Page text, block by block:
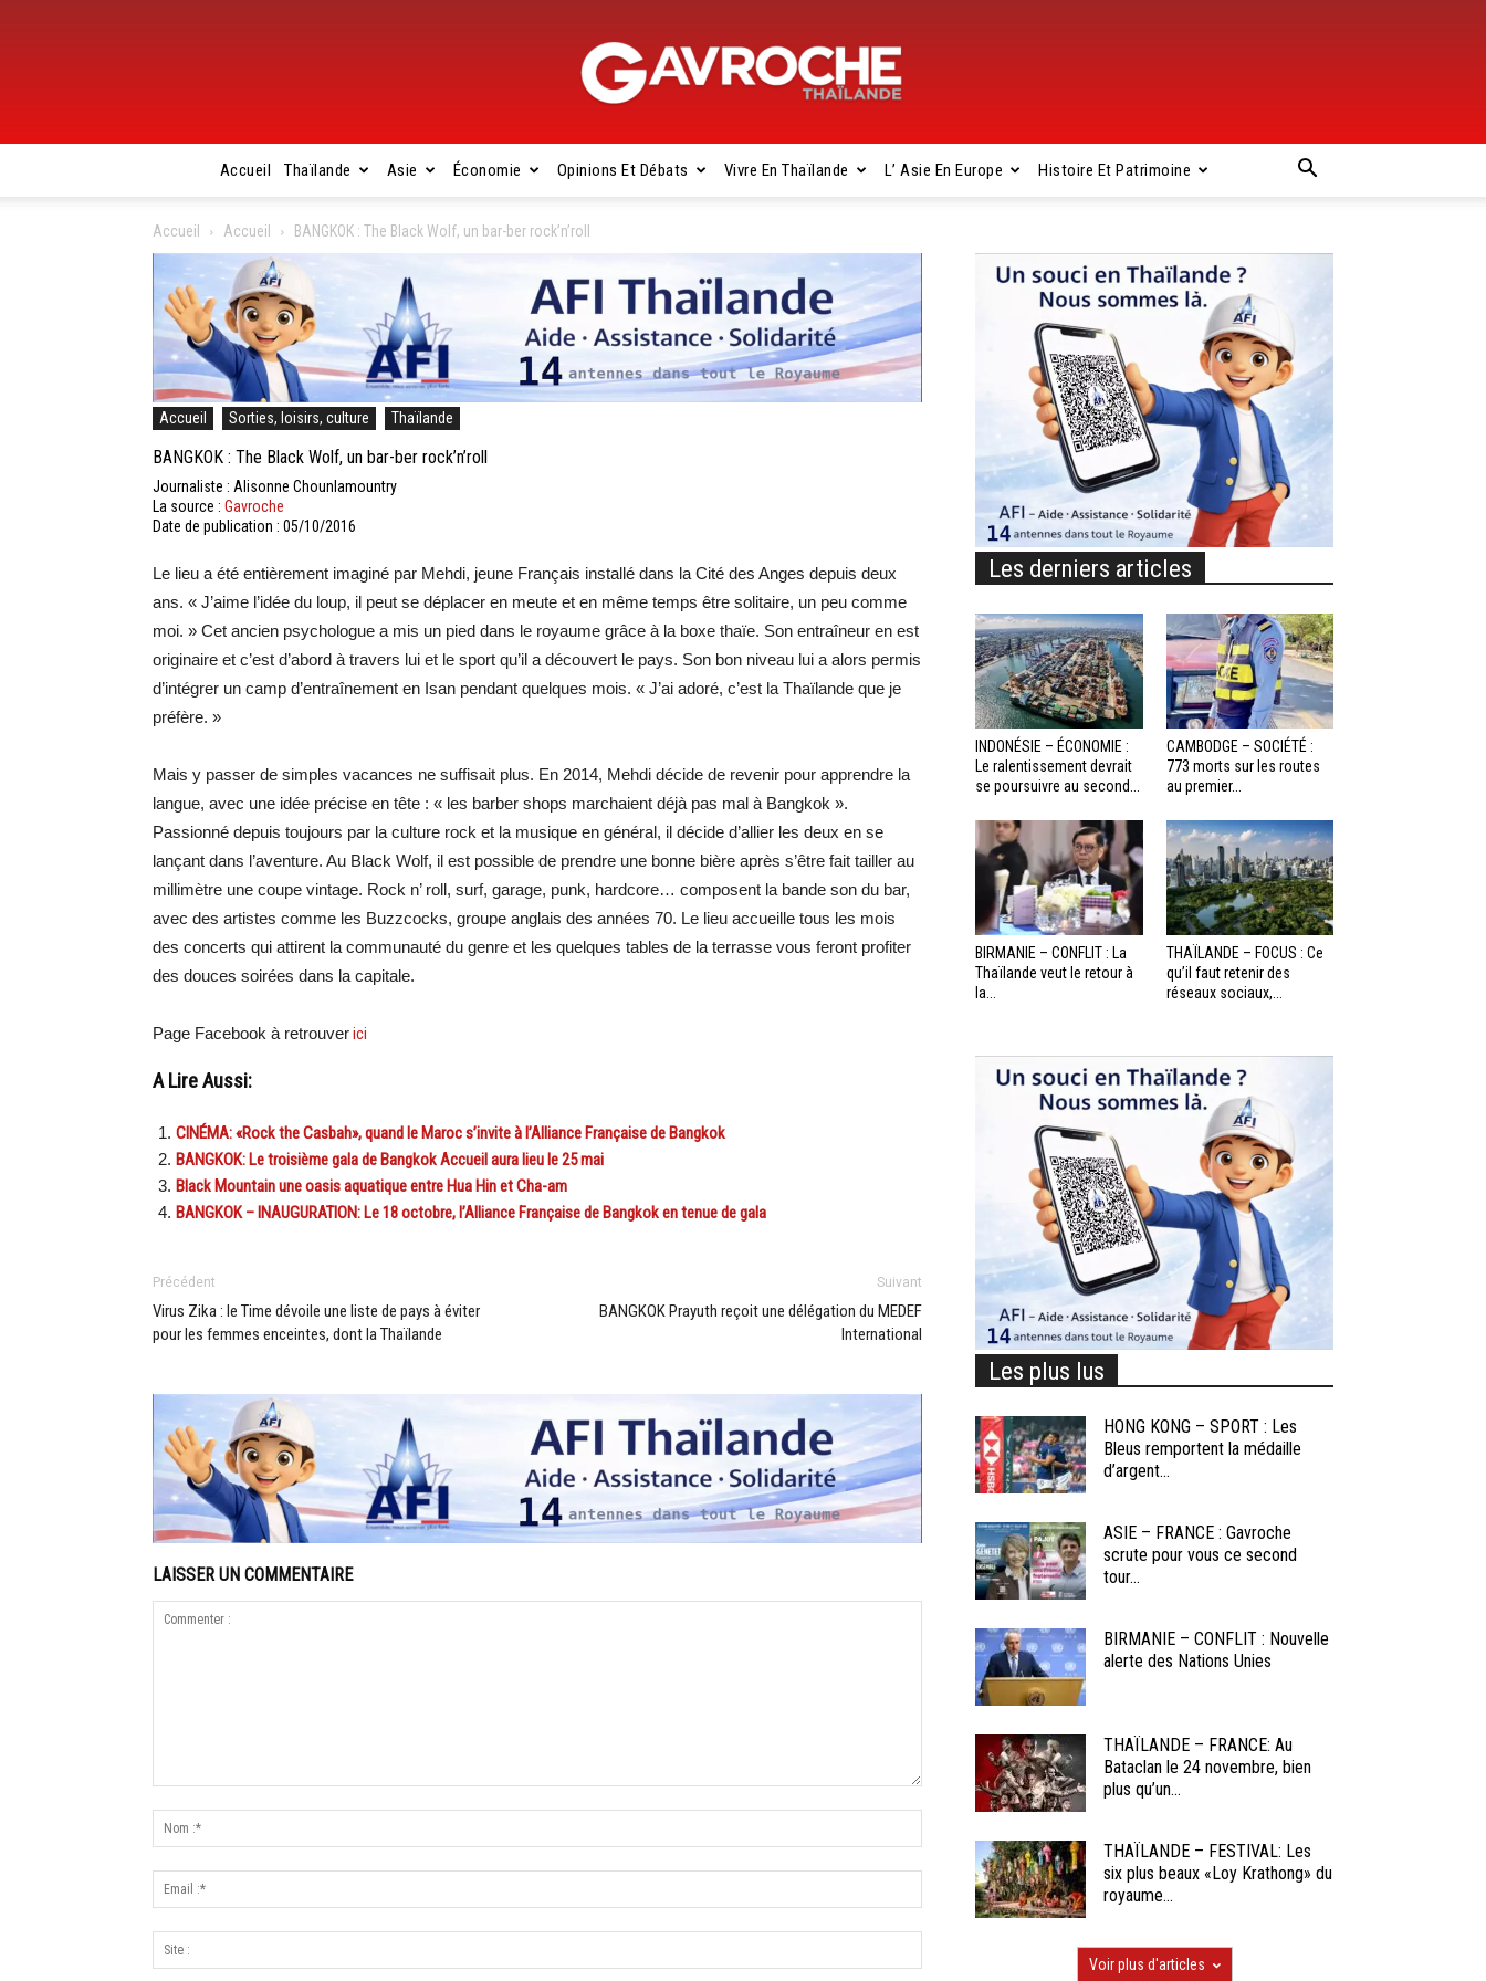
Gavroche
Thaïlande
Accueil Thaïlande Asie Économie Opinions Et Débats Vivre En Thaïlande L’ Asie En Europe Histoire Et Patrimoine
Accueil Accueil BANGKOK : The Black Wolf, un bar-ber rock’n’roll
Accueil Sorties, loisirs, culture Thaïlande
BANGKOK : The Black Wolf, un bar-ber rock’n’roll
Journaliste : Alisonne Chounlamountry
La source : Gavroche
Date de publication : 05/10/2016
Le lieu a été entièrement imaginé par Mehdi, jeune Français installé dans la Cité des Anges depuis deux
ans. « J’aime l’idée du loup, il peut se déplacer en meute et en même temps être solitaire, un peu comme
moi. » Cet ancien psychologue a mis un pied dans le royaume grâce à la boxe thaïe. Son entraîneur en est
originaire et c’est d’abord à travers lui et le sport qu’il a découvert le pays. Son bon niveau lui a alors permis
d’intégrer un camp d’entraînement en Isan pendant quelques mois. « J’ai adoré, c’est la Thaïlande que je
préfère. »
Mais y passer de simples vacances ne suffisait plus. En 2014, Mehdi décide de revenir pour apprendre la
langue, avec une idée précise en tête : « les barber shops marchaient déjà pas mal à Bangkok ».
Passionné depuis toujours par la culture rock et la musique en général, il décide d’allier les deux en se
lançant dans l’aventure. Au Black Wolf, il est possible de prendre une bonne bière après s’être fait tailler au
millimètre une coupe vintage. Rock n’ roll, surf, garage, punk, hardcore… composent la bande son du bar,
avec des artistes comme les Buzzcocks, groupe anglais des années 70. Le lieu accueille tous les mois
des concerts qui attirent la communauté du genre et les quelques tables de la terrasse vous feront profiter
des douces soirées dans la capitale.
Page Facebook à retrouverici
A Lire Aussi:
CINÉMA: «Rock the Casbah», quand le Maroc s’invite à l’Alliance Française de Bangkok
BANGKOK: Le troisième gala de Bangkok Accueil aura lieu le 25 mai
Black Mountain une oasis aquatique entre Hua Hin et Cha-am
BANGKOK – INAUGURATION: Le 18 octobre, l’Alliance Française de Bangkok en tenue de gala
Précédent
Virus Zika : le Time dévoile une liste de pays à éviter
pour les femmes enceintes, dont la Thaïlande
Suivant
BANGKOK Prayuth reçoit une délégation du MEDEF
International
LAISSER UN COMMENTAIRE
Les derniers articles
INDONÉSIE – ÉCONOMIE :
Le ralentissement devrait
se poursuivre au second...
CAMBODGE – SOCIÉTÉ :
773 morts sur les routes
au premier...
BIRMANIE – CONFLIT : La
Thaïlande veut le retour à
la...
THAÏLANDE – FOCUS : Ce
qu’il faut retenir des
réseaux sociaux,...
Les plus lus
HONG KONG – SPORT : Les
Bleus remportent la médaille
d’argent...
ASIE – FRANCE : Gavroche
scrute pour vous ce second
tour...
BIRMANIE – CONFLIT : Nouvelle
alerte des Nations Unies
THAÏLANDE – FRANCE: Au
Bataclan le 24 novembre, bien
plus qu’un...
THAÏLANDE – FESTIVAL: Les
six plus beaux «Loy Krathong» du
royaume...
Voir plus d'articles